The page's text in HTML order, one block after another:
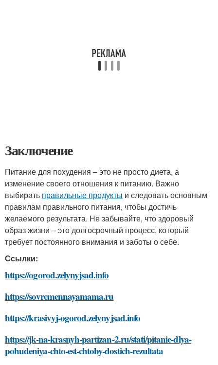
Заключение
Питание для похудения – это не просто диета, а
изменение своего отношения к питанию. Важно
выбирать правильные продукты и следовать основным
правилам правильного питания, чтобы достичь
желаемого результата. Не забывайте, что здоровый
образ жизни – это долгосрочный процесс, который
требует постоянного внимания и заботы о себе.
Ссылки:
https://ogorod.zelynyjsad.info
https://sovremennayamama.ru
https://krasivyj-ogorod.zelynyjsad.info
https://jk-na-krasnyh-partizan-2.ru/stati/pitanie-dlya-
pohudeniya-chto-est-chtoby-dostich-rezultata